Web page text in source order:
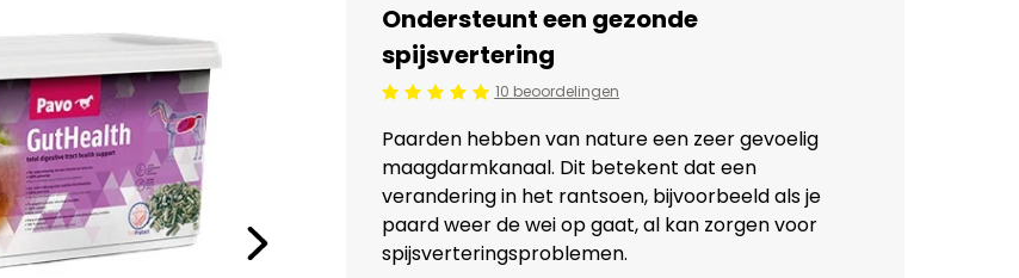
Ondersteunt een gezonde
spijsvertering
Beoordeling: 5/5 10 beoordelingen
Paarden hebben van nature een zeer gevoelig
maagdarmkanaal. Dit betekent dat een
verandering in het rantsoen, bijvoorbeeld als je
paard weer de wei op gaat, al kan zorgen voor
spijsverteringsproblemen.